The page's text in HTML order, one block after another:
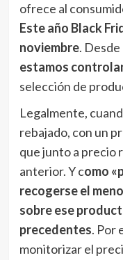
ofrece al
Este año Black
noviembre. Desde
estamos
selección de
Legalmente,
rebajado, con un
que junto a precio
anterior. Y como
recogerse el
sobre ese
precedentes. Por
monitorizar el